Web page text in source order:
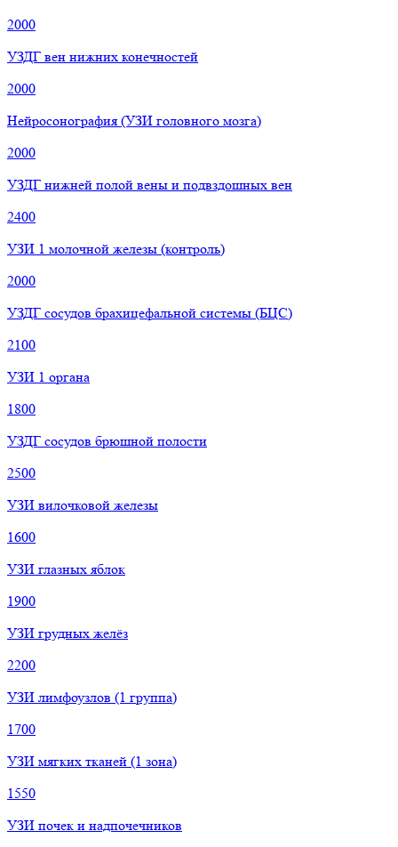
2000
УЗДГ вен нижних конечностей
2000
Нейросонография (УЗИ головного мозга)
2000
УЗДГ нижней полой вены и подвздошных вен
2400
УЗИ 1 молочной железы (контроль)
2000
УЗДГ сосудов брахицефальной системы (БЦС)
2100
УЗИ 1 органа
1800
УЗДГ сосудов брюшной полости
2500
УЗИ вилочковой железы
1600
УЗИ глазных яблок
1900
УЗИ грудных желёз
2200
УЗИ лимфоузлов (1 группа)
1700
УЗИ мягких тканей (1 зона)
1550
УЗИ почек и надпочечников